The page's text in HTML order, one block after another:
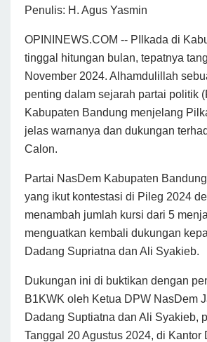
Penulis: H. Agus Yasmin
OPININEWS.COM -- PIlkada di
tinggal hitungan bulan, tepatnya
November 2024. Alhamdulillah
penting dalam sejarah partai politik
Kabupaten Bandung menjelang
jelas warnanya dan dukungan
Calon.
Partai NasDem Kabupaten
yang ikut kontestasi di Pileg 2024
menambah jumlah kursi dari 5
menguatkan kembali dukungan
Dadang Supriatna dan Ali Syakieb.
Dukungan ini di buktikan dengan
B1KWK oleh Ketua DPW NasDem
Dadang Suptiatna dan Ali Syakieb,
Tanggal 20 Agustus 2024, di Kantor